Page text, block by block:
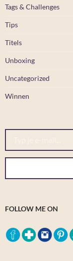
Tags & Challenges
Tips
Titels
Unboxing
Uncategorized
Winnen
Typ je e-mail...
FOLLOW ME ON